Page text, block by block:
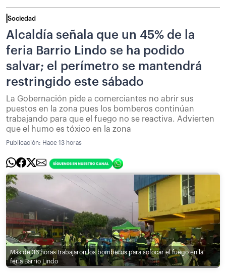
Sociedad
Alcaldía señala que un 45% de la
feria Barrio Lindo se ha podido
salvar; el perímetro se mantendrá
restringido este sábado
La Gobernación pide a comerciantes no abrir sus
puestos en la zona pues los bomberos continúan
trabajando para que el fuego no se reactiva. Advierten
que el humo es tóxico en la zona
Publicación: Hace 13 horas
Más de 36 horas trabajaron los bomberos para sofocar el fuego en la
feria Barrio Lindo